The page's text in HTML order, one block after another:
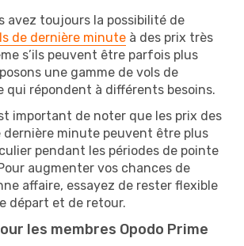
avez toujours la possibilité de
de dernière minute à des prix très
s’ils peuvent être parfois plus
une gamme de vols de
qui répondent à différents besoins.
important de noter que les prix des
dernière minute peuvent être plus
pendant les périodes de pointe
augmenter vos chances de
affaire, essayez de rester flexible
départ et de retour.
les membres Opodo Prime